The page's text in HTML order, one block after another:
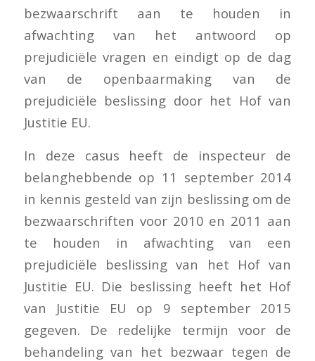
bezwaarschrift aan te houden in
afwachting van het antwoord op
prejudiciële vragen en eindigt op de dag
van de openbaarmaking van de
prejudiciële beslissing door het Hof van
Justitie EU.
In deze casus heeft de inspecteur de
belanghebbende op 11 september 2014
in kennis gesteld van zijn beslissing om de
bezwaarschriften voor 2010 en 2011 aan
te houden in afwachting van een
prejudiciële beslissing van het Hof van
Justitie EU. Die beslissing heeft het Hof
van Justitie EU op 9 september 2015
gegeven. De redelijke termijn voor de
behandeling van het bezwaar tegen de